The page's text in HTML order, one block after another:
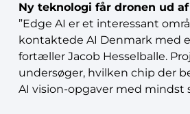
Ny teknologi får dronen ud
”Edge AI er et interessant
kontaktede AI Denmark med
fortæller Jacob Hesselballe.
undersøger, hvilken chip der
AI vision-opgaver med mindst